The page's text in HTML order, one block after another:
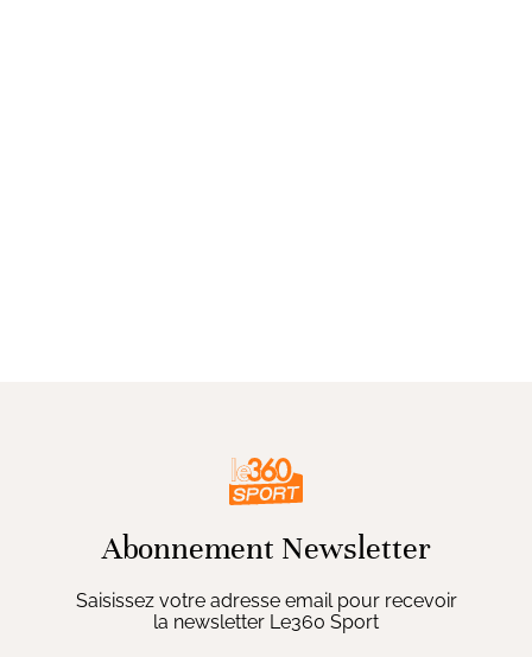
Abonnement Newsletter
Saisissez votre adresse email pour recevoir
la newsletter Le360 Sport